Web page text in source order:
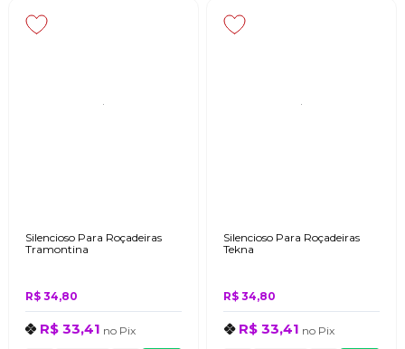
Silencioso Para Roçadeiras
Tramontina
R$ 34,80
R$ 33,41 no Pix
Silencioso Para Roçadeiras
Tekna
R$ 34,80
R$ 33,41 no Pix